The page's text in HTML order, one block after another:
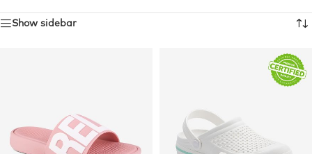
Show sidebar